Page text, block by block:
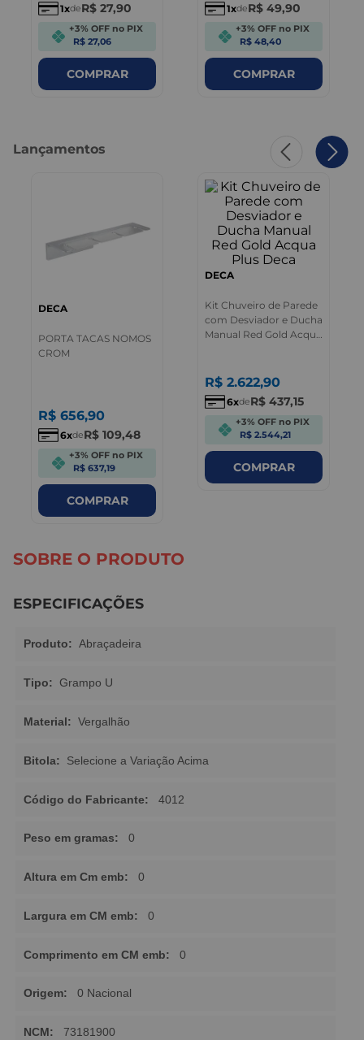
1 deR$ 27,90
+3% OFF no PIX
R$ 27,06
COMPRAR
1 deR$ 49,90
+3% OFF no PIX
R$ 48,40
COMPRAR
Lançamentos
DECA
PORTA TACAS NOMOS
CROM
R$ 656,90
6 deR$ 109,48
+3% OFF no PIX
R$ 637,19
COMPRAR
DECA
Kit Chuveiro de Parede
com Desviador e Ducha
Manual Red Gold Acqua
R$ 2.622,90
6 deR$ 437,15
+3% OFF no PIX
R$ 2.544,21
COMPRAR
SOBRE O PRODUTO
ESPECIFICAÇÕES
Produto: Abraçadeira
Tipo: Grampo U
Material: Vergalhão
Bitola: Selecione a Variação Acima
Código do Fabricante: 4012
Peso em gramas: 0
Altura em Cm emb: 0
Largura em CM emb: 0
Comprimento em CM emb: 0
Origem: 0 Nacional
NCM: 73181900